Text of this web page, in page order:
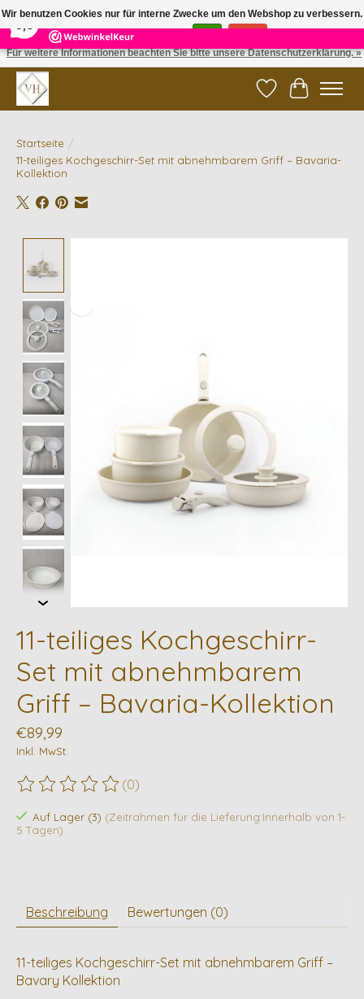
5 Reviews ×
✓ Gratis verzending vanaf €200 | ✓ 14 dagen retourneren
Wunschzettel
Ihr
Startseite /
11-teiliges Kochgeschirr-Set mit abnehmbarem Griff – Bavaria-
Kollektion
11-teiliges Kochgeschirr-
Set mit abnehmbarem
Griff – Bavaria-Kollektion
€89,99
Inkl. MwSt.
Die Bewertung dieses Produkts ist
(0)
Auf Lager (3) (Zeitrahmen für die Lieferung:Innerhalb von 1-
5 Tagen)
Beschreibung Bewertungen (0)
11-teiliges Kochgeschirr-Set mit abnehmbarem Griff –
Bavary Kollektion
Wir benutzen Cookies nur für interne Zwecke um den Webshop zu verbessern.
Ist das in Ordnung?
Für weitere Informationen beachten Sie bitte unsere Datenschutzerklärung. »